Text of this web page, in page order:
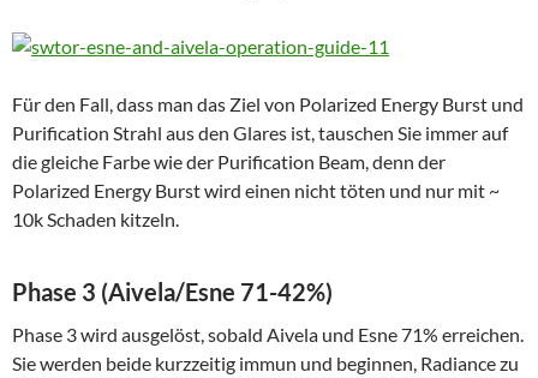
Für den Fall, dass man das Ziel von Polarized Energy Burst und
Purification Strahl aus den Glares ist, tauschen Sie immer auf
die gleiche Farbe wie der Purification Beam, denn der
Polarized Energy Burst wird einen nicht töten und nur mit ~
10k Schaden kitzeln.
Phase 3 (Aivela/Esne 71-42%)
Phase 3 wird ausgelöst, sobald Aivela und Esne 71% erreichen.
Sie werden beide kurzzeitig immun und beginnen, Radiance zu